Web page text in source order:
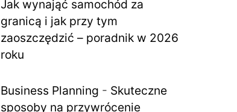
Jak wynająć samochód za
granicą i jak przy tym
zaoszczędzić – poradnik w 2026
roku
Business Planning - Skuteczne
sposoby na przywrócenie